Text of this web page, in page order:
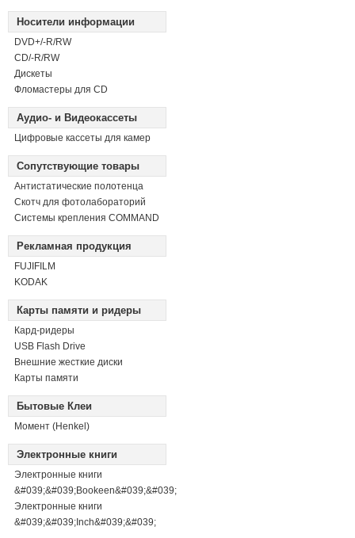
Носители информации
DVD+/-R/RW
СD/-R/RW
Дискеты
Фломастеры для CD
Аудио- и Видеокассеты
Цифровые кассеты для камер
Сопутствующие товары
Антистатические полотенца
Скотч для фотолабораторий
Системы крепления COMMAND
Рекламная продукция
FUJIFILM
KODAK
Карты памяти и ридеры
Кард-ридеры
USB Flash Drive
Внешние жесткие диски
Карты памяти
Бытовые Клеи
Момент (Henkel)
Электронные книги
Электронные книги
&#039;&#039;Bookeen&#039;&#039;
Электронные книги
&#039;&#039;Inch&#039;&#039;